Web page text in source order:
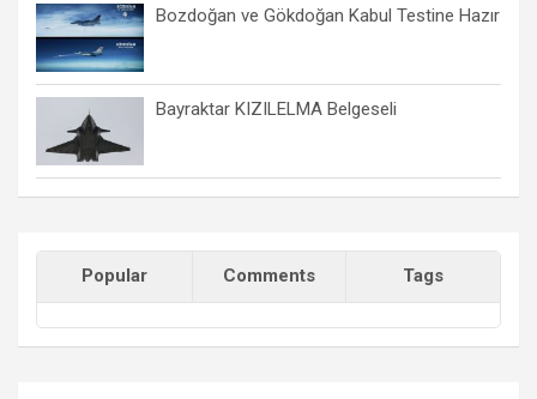
Bozdoğan ve Gökdoğan Kabul Testine Hazır
Bayraktar KIZILELMA Belgeseli
Popular Comments Tags